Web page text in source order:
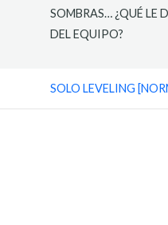
SOMBRAS… ¿QUÉ LE
DEL EQUIPO?
SOLO LEVELING